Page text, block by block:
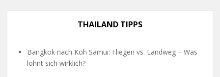
THAILAND TIPPS
Bangkok nach Koh Samui: Fliegen vs. Landweg – Was
lohnt sich wirklich?